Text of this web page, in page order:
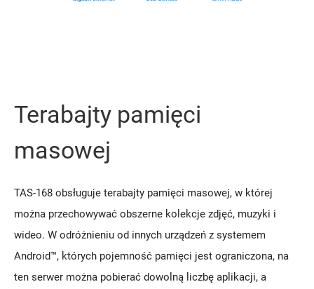
Terabajty pamięci
masowej
TAS-168 obsługuje terabajty pamięci masowej, w której
można przechowywać obszerne kolekcje zdjęć, muzyki i
wideo. W odróżnieniu od innych urządzeń z systemem
Android™, których pojemność pamięci jest ograniczona, na
ten serwer można pobierać dowolną liczbę aplikacji, a